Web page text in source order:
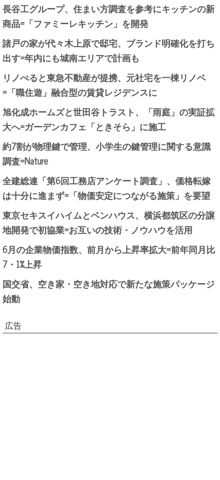
長谷工グループ、住まい方調査を参考にキッチンの新
商品=「ファミーレキッチン」を開発
諸戸の家が代々木上原で邸宅、ブランド明確化を打ち
出す=年内にも城南エリアで計画も
リノべると東急不動産が提携、元社宅を一棟リノベ
=「職住遊」融合型の賃貸レジデンスに
旭化成ホームズと世田谷トラスト、「雨庭」の実証拡
大へ=ガーデンカフェ「ときそら」に施工
約7割が物理鍵で管理、小学生の鍵管理に関する意識
調査=Nature
全建総連「第6回工務店アンケート調査」、価格転嫁
は十分に進まず=「物価安定につながる施策」を要望
東京セキスイハイムとベンハウス、横浜都筑区の分譲
地開発で初協業=お互いの技術・ノウハウを活用
6月の企業物価指数、前月から上昇率拡大=前年同月比
7・1%上昇
国交省、空き家・空き地対応で新たな施策パッケージ
始動
広告